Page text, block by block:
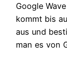
Google
kommt bis
aus und
man es von